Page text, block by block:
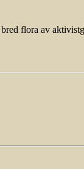
flora av